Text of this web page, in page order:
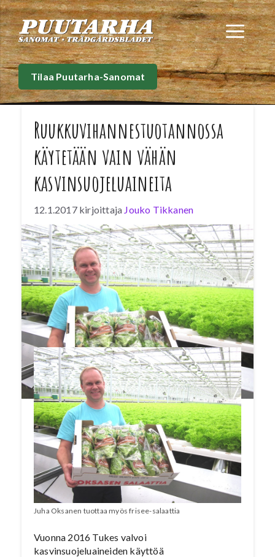
Siirry
sisältöön
Tilaa Puutarha-Sanomat
Ruukkuvihannestuotannossa
käytetään vain vähän
kasvinsuojeluaineita
12.1.2017 kirjoittaja Jouko Tikkanen
Turvallisuus- ja kemikaaliviraston (Tukes)
valvontahavaintojen perusteella kasvihuoneiden
salaatti- ja yrttiviljelyssä käytetään vain vähän
kasvinsuojeluaineita. Lisäksi viljelmillä
noudatetaan valvonnassa tarkasteltuja
kasvinsuojeluaineiden kestävän käytön
periaatteita. Valvonta tehtiin noin
viidellekymmenelle salaatti- ja yrttiviljelmälle.
Juha Oksanen tuottaa myös frisee-salaattia
Vuonna 2016 Tukes valvoi
kasvinsuojeluaineiden käyttöä